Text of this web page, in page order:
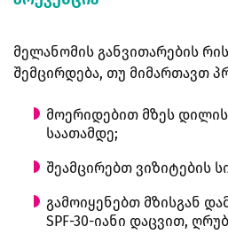
მელანომის განვითარების
შემცირდება, თუ მიმართავთ
მოერიდებით მზეს დილის
საათამდე;
შეამცირებთ ვიზიტების
გამოიყენებთ მზისგან
SPF-30-იანი დაცვით,